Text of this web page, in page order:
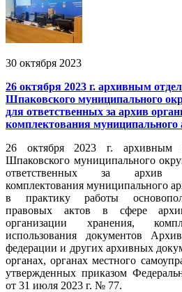
30 октября 2023
26 октября 2023 г. архивным
Шпаковского муниципального
для ответственных за архив
комплектования муниципального
26 октября 2023 г. архивным
Шпаковского муниципального
ответственных за архив
комплектования муниципального
в практику работы
правовых актов в сфере
организации хранения,
использования документов
федерации и других архивных
органах, органах местного
утвержденных приказом
от 31 июля 2023 г. № 77.